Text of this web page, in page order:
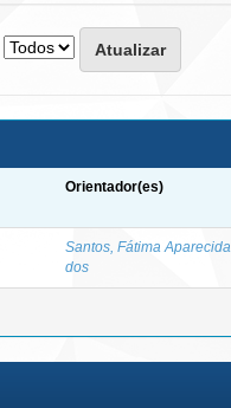
Orientador(es)
Santos, Fátima Aparecida
dos